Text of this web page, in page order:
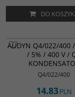
DO
AUDYN Q4/022/400
/ 5% / 400 V /
Q4/022/400
14.83PLN